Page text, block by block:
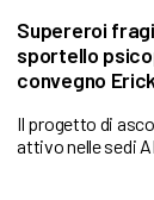
Supereroi
sportello
convegno
Il progetto di
attivo nelle sedi